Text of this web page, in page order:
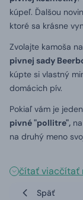
kúpeľ. Ďalšou
ktoré sa krásne
Zvolajte kamoša
pivnej sady
kúpte si vlastný
domácich pív.
Pokiaľ vám je
pivné "pollitre",
na druhý meno
čítať viacčítať
Späť